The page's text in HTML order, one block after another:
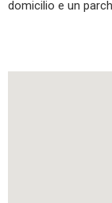
domicilio e un